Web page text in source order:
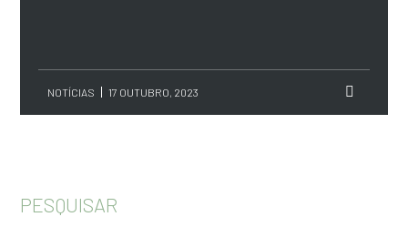
NOTÍCIAS 17 OUTUBRO, 2023
PESQUISAR